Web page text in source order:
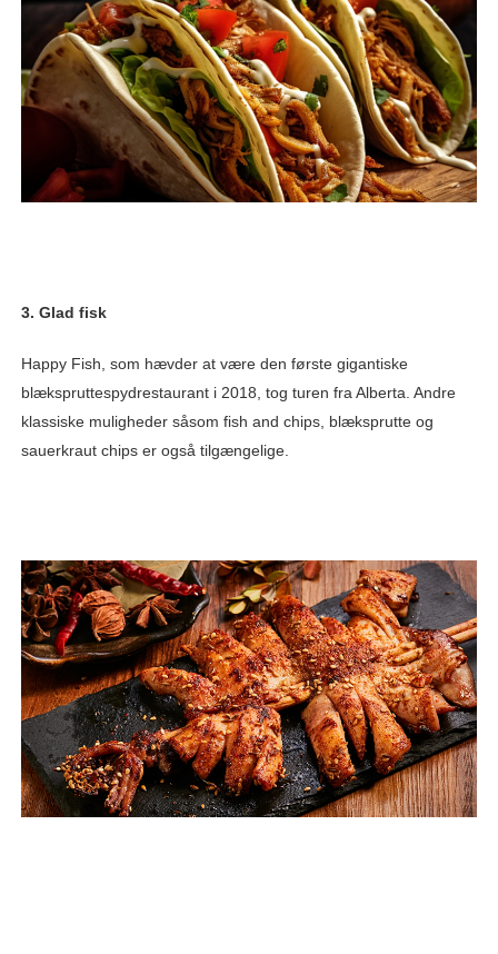
3. Glad fisk
Happy Fish, som hævder at være den første gigantiske
blækspruttespydrestaurant i 2018, tog turen fra Alberta. Andre
klassiske muligheder såsom fish and chips, blæksprutte og
sauerkraut chips er også tilgængelige.